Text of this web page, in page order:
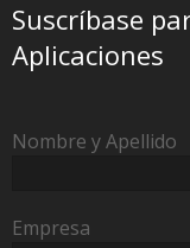
Suscríbase
Aplicaciones
Nombre y Apellido
Empresa